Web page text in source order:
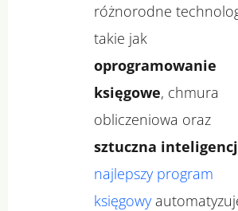
różnorodne
takie jak
oprogramowanie
księgowe, chmura
obliczeniowa oraz
sztuczna
najlepszy program
księgowy